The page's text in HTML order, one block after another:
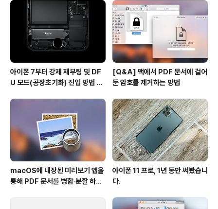
아이폰 7부터 강제 재부팅 및 DF
U 모드(공장초기화) 진입 방법 변
[Q&A] 맥에서 PDF 문서에 걸어
둔 암호를 제거하는 방법
macOS에 내장된 미리보기 앱을
통해 PDF 문서를 병합∙분할 하는
아이폰 11 프로, 1년 동안 써봤습니
다.